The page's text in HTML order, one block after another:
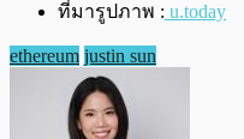
ที่มารูปภาพ : u.today
ethereum justin sun